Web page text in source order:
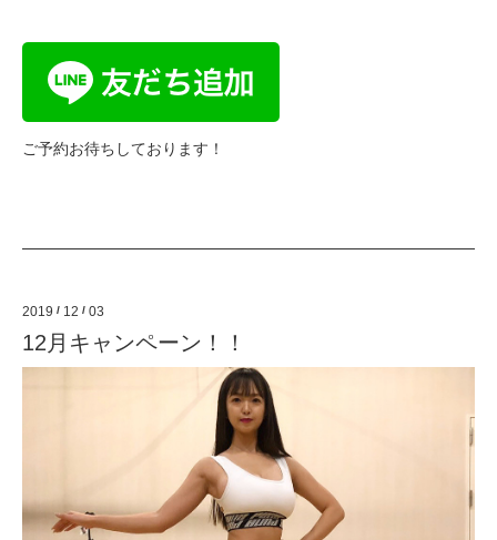
ご予約お待ちしております！
2019 / 12 / 03
12月キャンペーン！！